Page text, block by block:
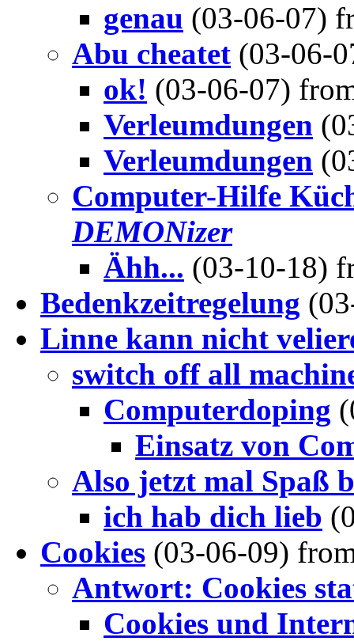
genau (03-06-07)
Abu cheatet (03-06-
ok! (03-06-07)
Verleumdungen
Verleumdungen
Computer-Hilfe
DEMONizer
Ähh... (03-10-18)
Bedenkzeitregelung
Linne kann nicht
switch off all
Computerdoping
Einsatz von
Also jetzt mal Spaß
ich hab dich lieb
Cookies (03-06-09)
Antwort: Cookies
Cookies und